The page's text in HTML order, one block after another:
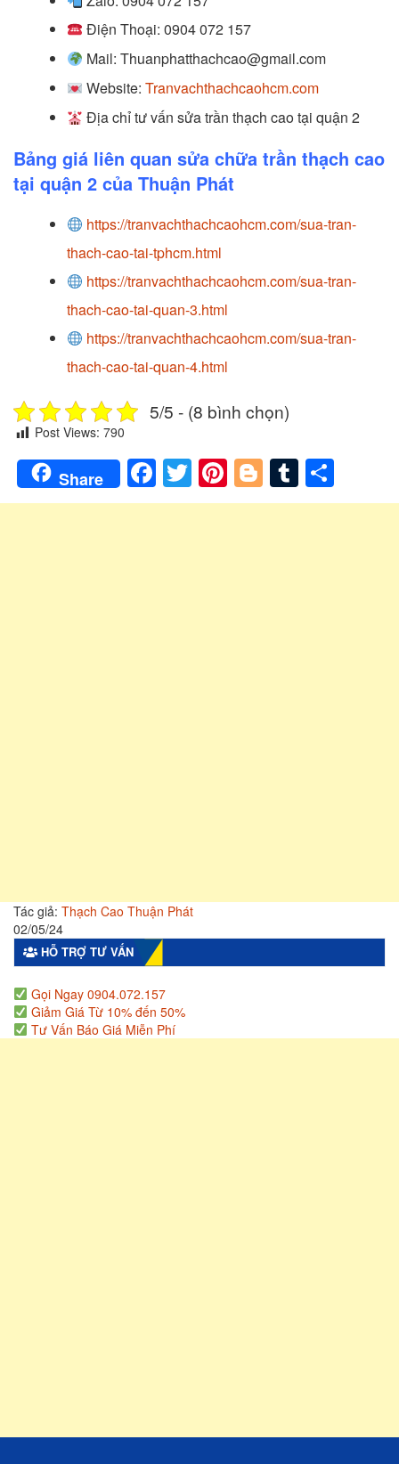
Điện Thoại: 0904 072 157
Mail: Thuanphatthachcao@gmail.com
Website:Tranvachthachcaohcm.com
Địa chỉ tư vấn sửa trần thạch cao tại quận 2
Bảng giá liên quan sửa chữa trần thạch cao
tại quận 2 của Thuận Phát
https://tranvachthachcaohcm.com/sua-tran-
thach-cao-tai-tphcm.html
https://tranvachthachcaohcm.com/sua-tran-
thach-cao-tai-quan-3.html
https://tranvachthachcaohcm.com/sua-tran-
thach-cao-tai-quan-4.html
5/5 - (8 bình chọn)
Post Views: 790
Share Facebook
Twitter
Pinterest
Blogger
Tumblr
Tác giả: Thạch Cao Thuận Phát
02/05/24
HỖ TRỢ TƯ VẤN
Gọi Ngay 0904.072.157
Giảm Giá Từ 10% đến 50%
Tư Vấn Báo Giá Miễn Phí